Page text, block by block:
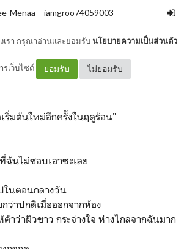
เรา กรุณาอ่านและยอมรับนโยบายความเป็นส่วนตัว
รเว็บไซต์ ยอมรับ ไม่ยอมรับ
Menaa – iamgroo74059003
มาของ "ฤดูร้อน"
ริ่มต้นใหม่อีกครั้งในฤดูร้อน"
ฉันไม่ชอบเอาซะเลย
ในตอนกลางวัน
ว่าปกติเมื่อออกจากห้อง
ำว่าผิวขาว กระจ่างใจ ห่างไกลจากฉันมาก